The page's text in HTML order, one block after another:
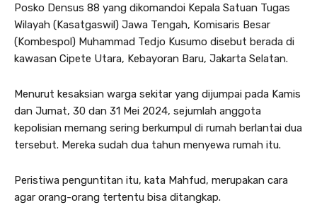
Posko Densus 88 yang dikomandoi Kepala Satuan Tugas
Wilayah (Kasatgaswil) Jawa Tengah, Komisaris Besar
(Kombespol) Muhammad Tedjo Kusumo disebut berada di
kawasan Cipete Utara, Kebayoran Baru, Jakarta Selatan.
Menurut kesaksian warga sekitar yang dijumpai pada Kamis
dan Jumat, 30 dan 31 Mei 2024, sejumlah anggota
kepolisian memang sering berkumpul di rumah berlantai dua
tersebut. Mereka sudah dua tahun menyewa rumah itu.
Peristiwa penguntitan itu, kata Mahfud, merupakan cara
agar orang-orang tertentu bisa ditangkap.